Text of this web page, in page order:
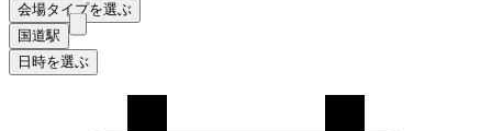
会場タイプを選ぶ
国道駅
日時を選ぶ